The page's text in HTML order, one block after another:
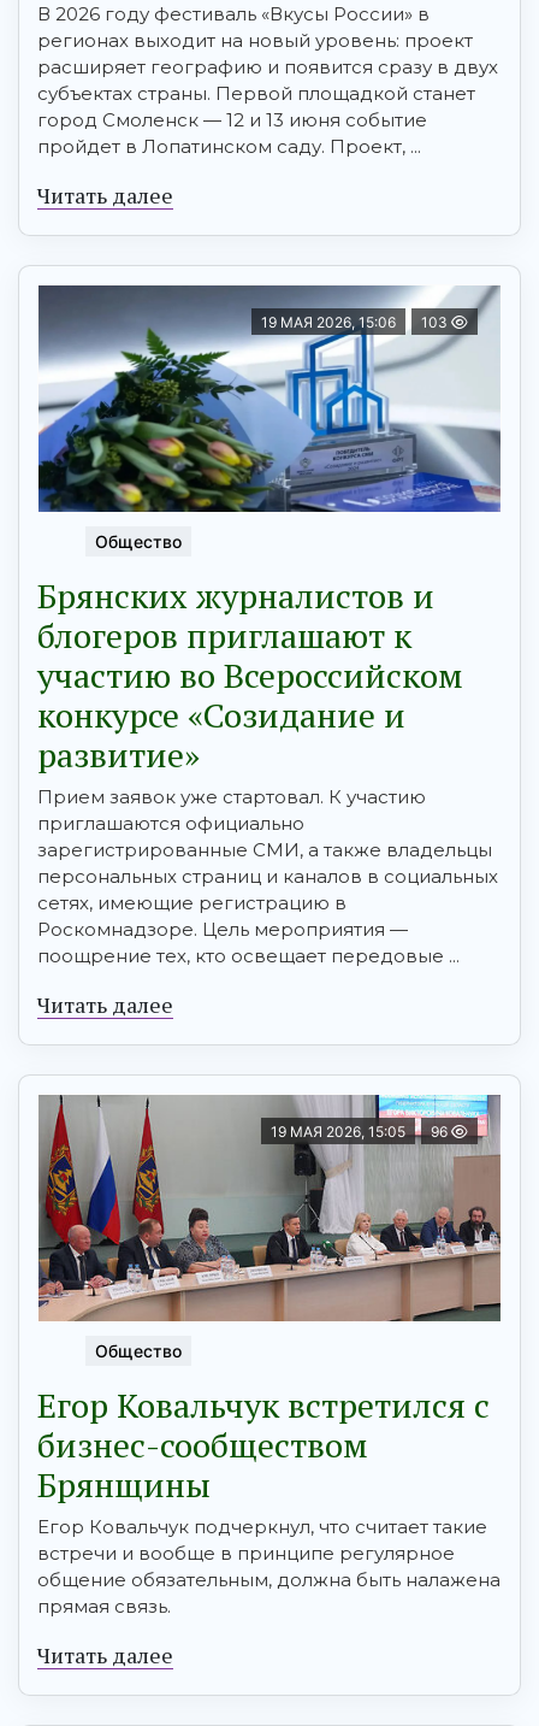
В 2026 году фестиваль «Вкусы России» в
регионах выходит на новый уровень: проект
расширяет географию и появится сразу в двух
субъектах страны. Первой площадкой станет
город Смоленск — 12 и 13 июня событие
пройдет в Лопатинском саду. Проект, ...
Читать далее
19 МАЯ 2026, 15:06 103
Общество
Брянских журналистов и
блогеров приглашают к
участию во Всероссийском
конкурсе «Созидание и
развитие»
Прием заявок уже стартовал. К участию
приглашаются официально
зарегистрированные СМИ, а также владельцы
персональных страниц и каналов в социальных
сетях, имеющие регистрацию в
Роскомнадзоре. Цель мероприятия —
поощрение тех, кто освещает передовые ...
Читать далее
19 МАЯ 2026, 15:05 96
Общество
Егор Ковальчук встретился с
бизнес-сообществом
Брянщины
Егор Ковальчук подчеркнул, что считает такие
встречи и вообще в принципе регулярное
общение обязательным, должна быть налажена
прямая связь.
Читать далее